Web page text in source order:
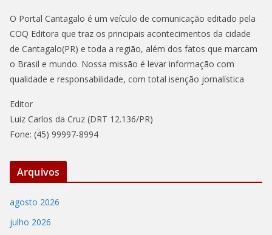
O Portal Cantagalo é um veículo de comunicação editado pela
COQ Editora que traz os principais acontecimentos da cidade
de Cantagalo(PR) e toda a região, além dos fatos que marcam
o Brasil e mundo. Nossa missão é levar informação com
qualidade e responsabilidade, com total isenção jornalística
Editor
Luiz Carlos da Cruz (DRT 12.136/PR)
Fone: (45) 99997-8994
Arquivos
agosto 2026
julho 2026